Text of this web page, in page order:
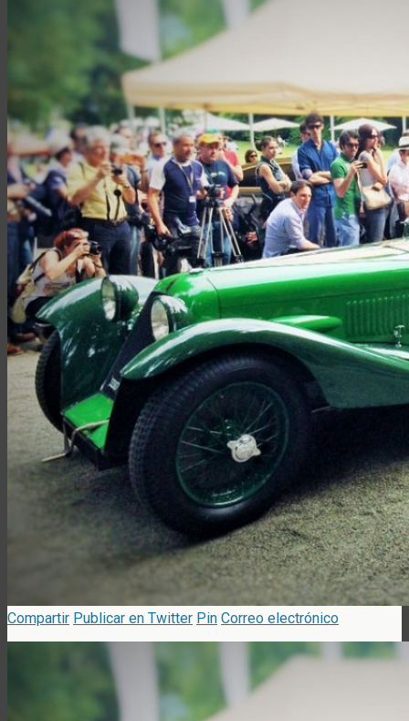
Compartir Publicar en Twitter Pin Correo electrónico